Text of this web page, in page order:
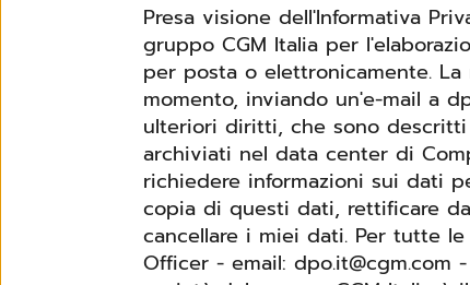
Presa visione dell'Informativa
gruppo CGM Italia per
per posta o elettronicamente.
momento, inviando un'e-mail a
ulteriori diritti, che sono descritti di
archiviati nel data center di
richiedere informazioni sui dati
copia di questi dati, rettificare
cancellare i miei dati. Per tutte le domande riguardanti la protezione dei dati, si prega di contattare: Data Protection
Officer - email: